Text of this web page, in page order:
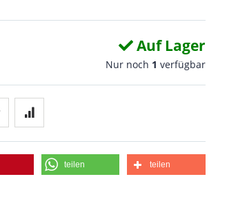
Auf Lager
Nur noch 1 verfügbar
teilen teilen